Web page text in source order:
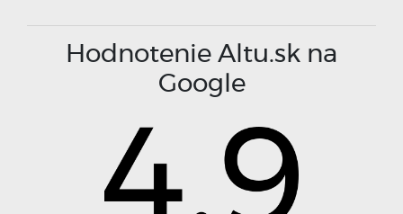
Hodnotenie Altu.sk na
Google